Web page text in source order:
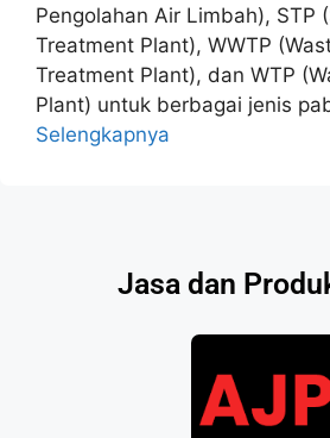
Pengolahan Air Limbah), STP
Treatment Plant), WWTP
Treatment Plant), dan WTP
Plant) untuk berbagai jenis
Selengkapnya
Jasa dan